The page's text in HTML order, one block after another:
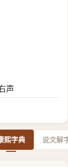
声
熙字典 说文解